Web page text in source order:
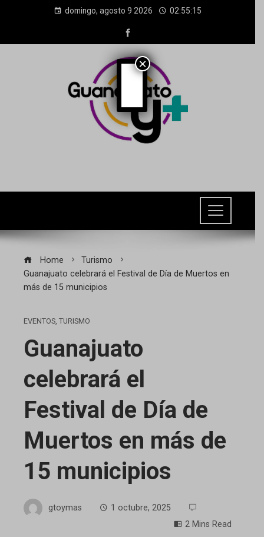
domingo, agosto 9 2026 02:55:16
Home
Turismo
Guanajuato celebrará el Festival de Día de Muertos en
más de 15 municipios
EVENTOS TURISMO
Guanajuato
celebrará el
Festival de Día de
Muertos en más de
15 municipios
gtoymas
1 octubre, 2025
2 Mins Read
×